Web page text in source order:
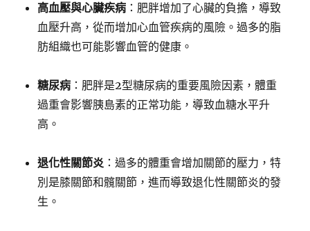
高血壓與心臟疾病 ：肥胖增加了心臟的負擔，導致
血壓升高，從而增加心血管疾病的風險。過多的脂
肪組織也可能影響血管的健康。
糖尿病 ：肥胖是2型糖尿病的重要風險因素，體重
過重會影響胰島素的正常功能，導致血糖水平升
高。
退化性關節炎 ：過多的體重會增加關節的壓力，特
別是膝關節和髖關節，進而導致退化性關節炎的發
生。